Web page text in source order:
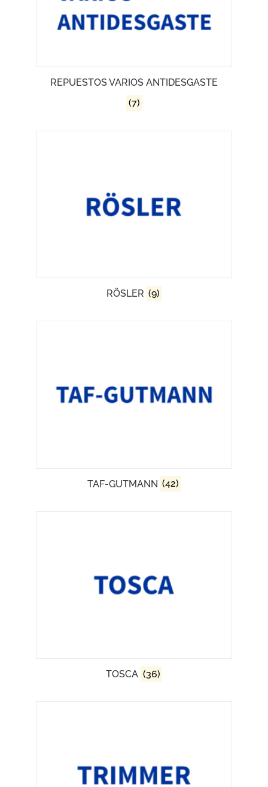
REPUESTOS VARIOS ANTIDESGASTE
(7)
RÖSLER (9)
TAF-GUTMANN (42)
TOSCA (36)